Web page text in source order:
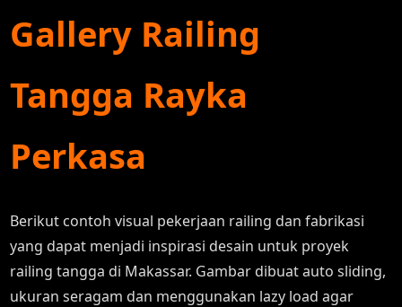
Gallery Railing
Tangga Rayka
Perkasa
Berikut contoh visual pekerjaan railing dan fabrikasi
yang dapat menjadi inspirasi desain untuk proyek
railing tangga di Makassar. Gambar dibuat auto sliding,
ukuran seragam dan menggunakan lazy load agar